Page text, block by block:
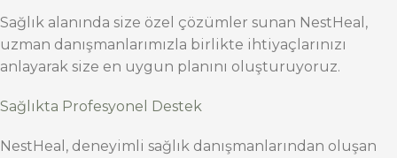
Sağlık alanında size özel çözümler sunan NestHeal,
uzman danışmanlarımızla birlikte ihtiyaçlarınızı
anlayarak size en uygun planını oluşturuyoruz.
Sağlıkta Profesyonel Destek
NestHeal, deneyimli sağlık danışmanlarından oluşan